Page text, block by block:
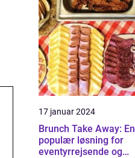
17 januar 2024
Brunch Take Away: En
populær løsning for
eventyrrejsende og